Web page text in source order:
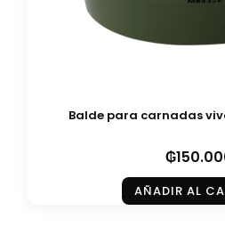
Balde para carnadas
₲
AÑADIR AL